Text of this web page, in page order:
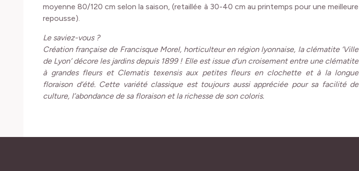
moyenne 80/120 cm selon la saison, (retaillée à 30-40 cm au printemps pour une meilleure
repousse).
Le saviez-vous ?
Création française de Francisque Morel, horticulteur en région lyonnaise, la clématite ‘Ville
de Lyon’ décore les jardins depuis 1899 ! Elle est issue d’un croisement entre une clématite
à grandes fleurs et Clematis texensis aux petites fleurs en clochette et à la longue
floraison d’été. Cette variété classique est toujours aussi appréciée pour sa facilité de
culture, l’abondance de sa floraison et la richesse de son coloris.